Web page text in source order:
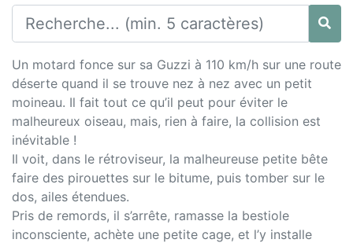
Un motard fonce sur sa Guzzi à 110 km/h sur une route
déserte quand il se trouve nez à nez avec un petit
moineau. Il fait tout ce qu’il peut pour éviter le
malheureux oiseau, mais, rien à faire, la collision est
inévitable !
Il voit, dans le rétroviseur, la malheureuse petite bête
faire des pirouettes sur le bitume, puis tomber sur le
dos, ailes étendues.
Pris de remords, il s’arrête, ramasse la bestiole
inconsciente, achète une petite cage, et l’y installe